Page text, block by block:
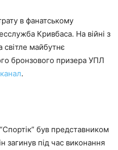
в фанатському
Кривбаса. На війні з
світле майбутнє
бронзового призера УПЛ
.
був представником
загинув під час виконання